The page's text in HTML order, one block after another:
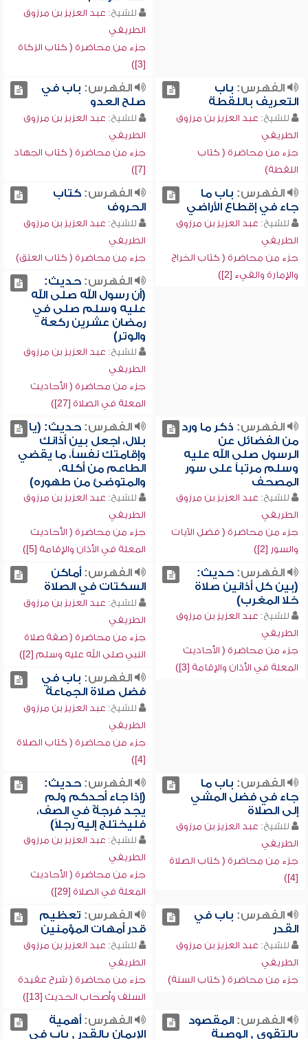
للشيخ: عبد العزيز بن مرزوق
الطريفي
جزء من محاضرة ( كتاب الزكاة
[3])
الفهرس: باب
التعريف باللقطة
للشيخ: عبد العزيز بن مرزوق
الطريفي
جزء من محاضرة ( كتاب
اللقطة)
الفهرس: باب في
صلح العدو
للشيخ: عبد العزيز بن مرزوق
الطريفي
جزء من محاضرة ( كتاب الجهاد
[7])
الفهرس: باب ما
جاء في إقطاع الأراضي
للشيخ: عبد العزيز بن مرزوق
الطريفي
جزء من محاضرة ( كتاب الخراج
والإمارة والفيء [2])
الفهرس:كتاب
الحروف
للشيخ: عبد العزيز بن مرزوق
الطريفي
جزء من محاضرة ( كتاب العتق)
الفهرس:حديث:
(أن رسول الله صلى الله
عليه وسلم صلى في
رمضان عشرين ركعة
والوتر)
للشيخ: عبد العزيز بن مرزوق
الطريفي
جزء من محاضرة ( الأحاديث
المعلة في الصلاة [27])
الفهرس: ذكر ما ورد
من الفضائل عن
الرسول صلى الله عليه
وسلم مرتباً على سور
المصحف
للشيخ: عبد العزيز بن مرزوق
الطريفي
جزء من محاضرة ( فضل الآيات
والسور [2])
الفهرس:حديث: (يا
بلال، اجعل بين أذانك
وإقامتك نفساً، ما يقضي
الطاعم من أكله،
والمتوضئ من طهوره)
للشيخ: عبد العزيز بن مرزوق
الطريفي
جزء من محاضرة ( الأحاديث
المعلة في الأذان والإقامة [5])
الفهرس:حديث:
(بين كل أذانين صلاة
خلا المغرب)
للشيخ: عبد العزيز بن مرزوق
الطريفي
جزء من محاضرة ( الأحاديث
المعلة في الأذان والإقامة [3])
الفهرس:أماكن
السكتات في الصلاة
للشيخ: عبد العزيز بن مرزوق
الطريفي
جزء من محاضرة ( صفة صلاة
النبي صلى الله عليه وسلم [2])
الفهرس: باب في
فضل صلاة الجماعة
للشيخ: عبد العزيز بن مرزوق
الطريفي
جزء من محاضرة ( كتاب الصلاة
[4])
الفهرس: باب ما
جاء في فضل المشي
إلى الصلاة
للشيخ: عبد العزيز بن مرزوق
الطريفي
جزء من محاضرة ( كتاب الصلاة
[4])
الفهرس:حديث:
(إذا جاء أحدكم ولم
يجد فرجةً في الصف،
فليختلج إليه رجلاً)
للشيخ: عبد العزيز بن مرزوق
الطريفي
جزء من محاضرة ( الأحاديث
المعلة في الصلاة [29])
الفهرس: باب في
القدر
للشيخ: عبد العزيز بن مرزوق
الطريفي
جزء من محاضرة ( كتاب السنة)
الفهرس: تعظيم
قدر أمهات المؤمنين
للشيخ: عبد العزيز بن مرزوق
الطريفي
جزء من محاضرة ( شرح عقيدة
السلف وأصحاب الحديث [13])
الفهرس:المقصود
بالتقوى , الوصية
الفهرس:أهمية
الإيمان بالقدر , باب في